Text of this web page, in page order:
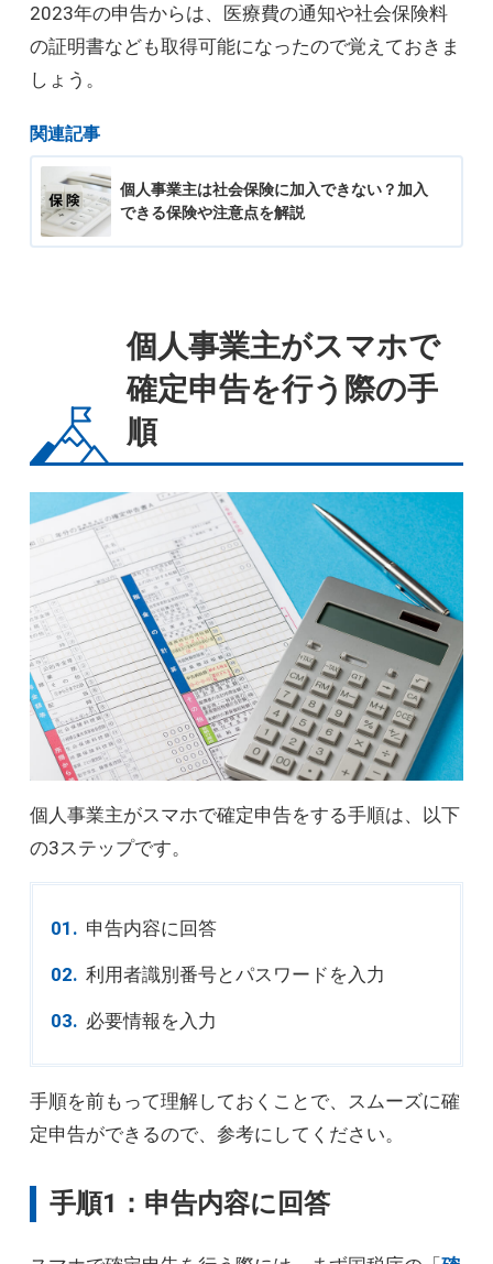
2023年の申告からは、医療費の通知や社会保険料
の証明書なども取得可能になったので覚えておきま
しょう。
関連記事
個人事業主は社会保険に加入できない？加入
できる保険や注意点を解説
個人事業主がスマホで
確定申告を行う際の手
順
個人事業主がスマホで確定申告をする手順は、以下
の3ステップです。
申告内容に回答
利用者識別番号とパスワードを入力
必要情報を入力
手順を前もって理解しておくことで、スムーズに確
定申告ができるので、参考にしてください。
手順1：申告内容に回答